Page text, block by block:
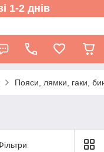
1-2 днів
Пояси, лямки, гаки,